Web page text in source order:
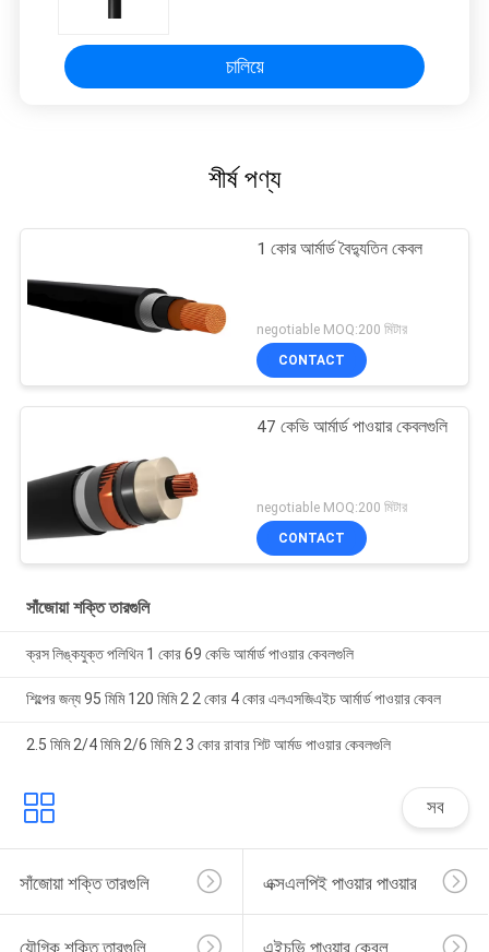
চালিয়ে
শীর্ষ পণ্য
1 কোর আর্মার্ড বৈদ্যুতিন কেবল
negotiable MOQ:200 মিটার
CONTACT
47 কেভি আর্মার্ড পাওয়ার কেবলগুলি
negotiable MOQ:200 মিটার
CONTACT
সাঁজোয়া শক্তি তারগুলি
ক্রস লিঙ্কযুক্ত পলিথিন 1 কোর 69 কেভি আর্মার্ড পাওয়ার কেবলগুলি
শিল্পের জন্য 95 মিমি 120 মিমি 2 2 কোর 4 কোর এলএসজিএইচ আর্মার্ড পাওয়ার কেবল
2.5 মিমি 2/4 মিমি 2/6 মিমি 2 3 কোর রাবার শিট আর্মড পাওয়ার কেবলগুলি
সব
সাঁজোয়া শক্তি তারগুলি এক্সএলপিই পাওয়ার পাওয়ার